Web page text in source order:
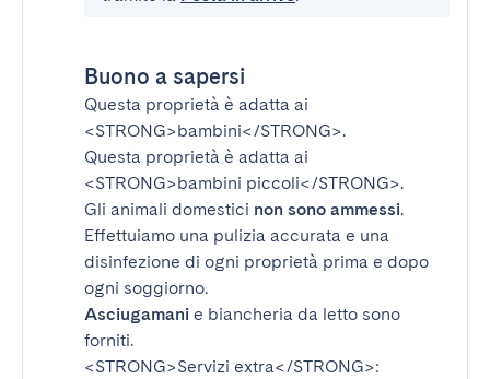
Buono a sapersi
Questa proprietà è adatta ai
<STRONG>bambini</STRONG>.
Questa proprietà è adatta ai
<STRONG>bambini piccoli</STRONG>.
Gli animali domestici non sono ammessi.
Effettuiamo una pulizia accurata e una
disinfezione di ogni proprietà prima e dopo
ogni soggiorno.
Asciugamani e biancheria da letto sono
forniti.
<STRONG>Servizi extra</STRONG>: